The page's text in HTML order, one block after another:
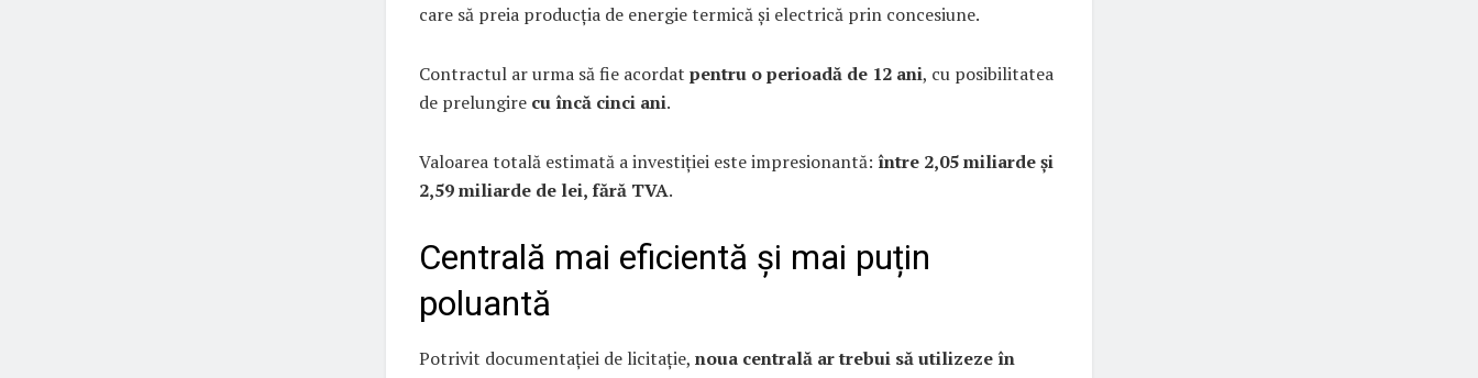
care să preia producția de energie termică și electrică prin concesiune.
Contractul ar urma să fie acordat pentru o perioadă de 12 ani, cu posibilitatea
de prelungire cu încă cinci ani.
Valoarea totală estimată a investiției este impresionantă: între 2,05 miliarde și
2,59 miliarde de lei, fără TVA.
Centrală mai eficientă și mai puțin
poluantă
Potrivit documentației de licitație, noua centrală ar trebui să utilizeze în